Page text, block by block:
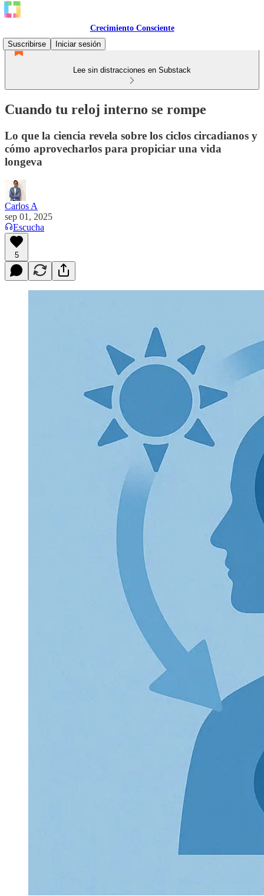
Crecimiento Consciente
Suscribirse
Iniciar sesión
Lee sin distracciones en Substack
Cuando tu reloj interno se rompe
Lo que la ciencia revela sobre los ciclos circadianos y
cómo aprovecharlos para propiciar una vida
longeva
Carlos A
sep 01, 2025
Escucha
5